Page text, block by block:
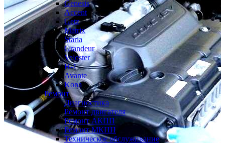
Genesis
Accent
Getz
Matrix
Staria
Grandeur
Veloster
H-1
Avante
Kona
Ремонт
Диагностика
Ремонт двигателя
Ремонт АКПП
Ремонт МКПП
Техническое обслуживание